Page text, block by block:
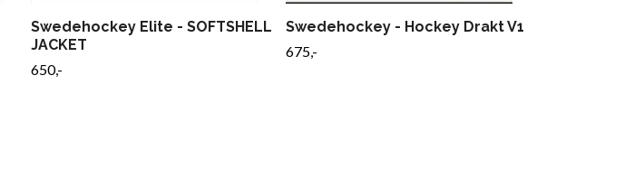
Swedehockey Elite - SOFTSHELL
JACKET
650,-
Swedehockey - Hockey Drakt V1
675,-